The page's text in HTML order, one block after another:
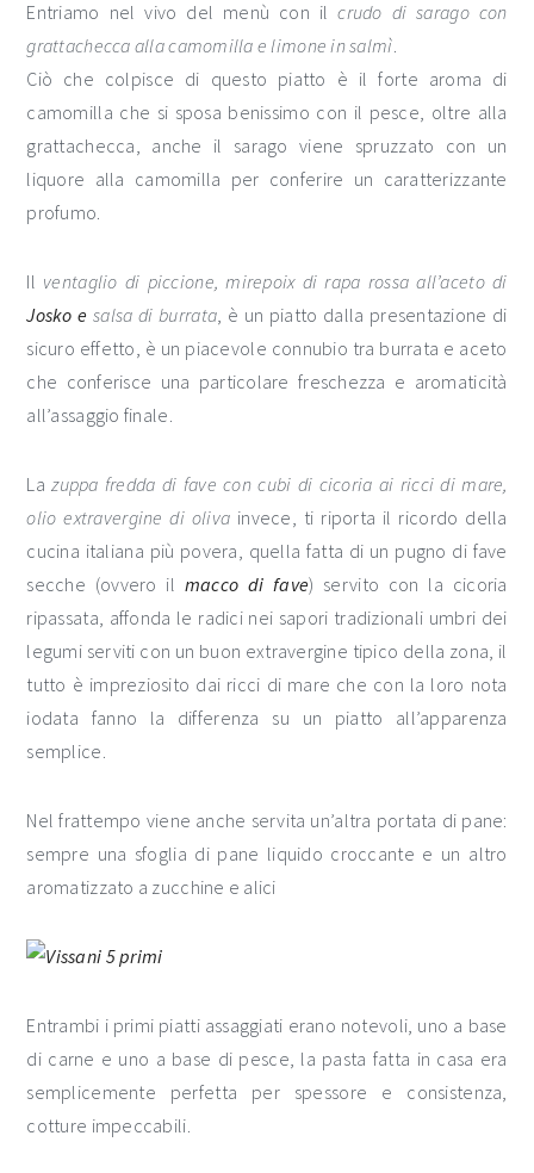
Entriamo nel vivo del menù con ilcrudo di sarago con
grattachecca alla camomilla e limone in salmì.
Ciò che colpisce di questo piatto è il forte aroma di
camomilla che si sposa benissimo con il pesce, oltre alla
grattachecca, anche il sarago viene spruzzato con un
liquore alla camomilla per conferire un caratterizzante
profumo.
Il ventaglio di piccione, mirepoix di rapa rossa all’aceto di
Josko e salsa di burrata, è un piatto dalla presentazione di
sicuro effetto, è un piacevole connubio tra burrata e aceto
che conferisce una particolare freschezza e aromaticità
all’assaggio finale.
Lazuppa fredda di fave con cubi di cicoria ai ricci di mare,
olio extravergine di oliva invece, ti riporta il ricordo della
cucina italiana più povera, quella fatta di un pugno di fave
secche (ovvero il macco di fave) servito con la cicoria
ripassata, affonda le radici nei sapori tradizionali umbri dei
legumi serviti con un buon extravergine tipico della zona, il
tutto è impreziosito dai ricci di mare che con la loro nota
iodata fanno la differenza su un piatto all’apparenza
semplice.
Nel frattempo viene anche servita un’altra portata di pane:
sempre una sfoglia di pane liquido croccante e un altro
aromatizzato a zucchine e alici
Entrambi i primi piatti assaggiati erano notevoli, uno a base
di carne e uno a base di pesce, la pasta fatta in casa era
semplicemente perfetta per spessore e consistenza,
cotture impeccabili.